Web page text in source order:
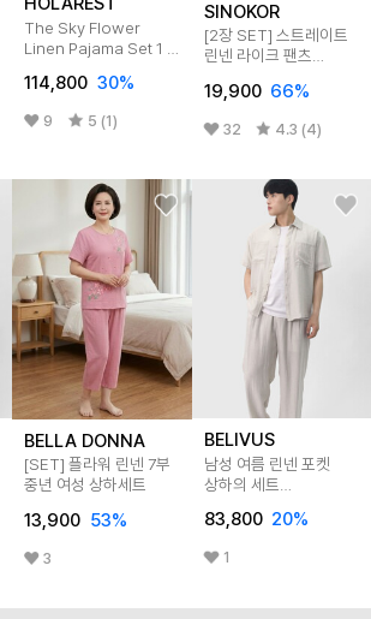
The Sky Flower
Linen Pajama Set 1 -
Violet+White)
114,800 30%
9 5 (1)
SINOKOR
[2장 SET] 스트레이트
린넨 라이크 팬츠
19,900 66%
32 4.3 (4)
BELLA DONNA
[SET] 플라워 린넨 7부
중년 여성 상하세트
13,900 53%
3
BELIVUS
남성 여름 린넨 포켓
상하의 세트
83,800 20%
1